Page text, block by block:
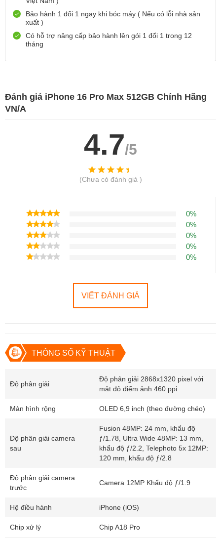
Số 72 Trần Thành Ngọ,TP Hải Phòng
0888667272
Xem bản đồ
Còn hàng
699 Lê Hồng Phong , Quận 10, TP Hồ Chí Minh
Bảo hành 1 đổi 1 ngay khi bóc máy ( Nếu có lỗi nhà sản
xuất )
Có hỗ trợ nâng cấp bảo hành lên gói 1 đổi 1 trong 12
tháng
Đánh giá iPhone 16 Pro Max 512GB Chính Hãng
VN/A
4.7/5
(Chưa có đánh giá )
0%
0%
0%
0%
0%
VIẾT ĐÁNH GIÁ
THÔNG SỐ KỸ THUẬT
Độ phân giải
Độ phân giải 2868x1320 pixel với
mật độ điểm ảnh 460 ppi
Màn hình rộng OLED 6,9 inch (theo đường chéo)
Độ phân giải camera
sau
Fusion 48MP: 24 mm, khẩu độ
ƒ/1.78, Ultra Wide 48MP: 13 mm,
khẩu độ ƒ/2.2, Telephoto 5x 12MP:
120 mm, khẩu độ ƒ/2.8
Độ phân giải camera
trước
Camera 12MP Khẩu độ ƒ/1.9
Hệ điều hành iPhone (iOS)
Chip xử lý Chip A18 Pro